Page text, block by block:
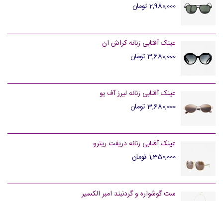
2,980,000 تومان
عینک آفتابی زنانه کراش ان
3,680,000 تومان
عینک آفتابی زنانه لیرز آف یو
3,680,000 تومان
عینک آفتابی زنانه دریفت ریترو
1,350,000 تومان
ست گوشواره و گردنبند امبر الکسیر